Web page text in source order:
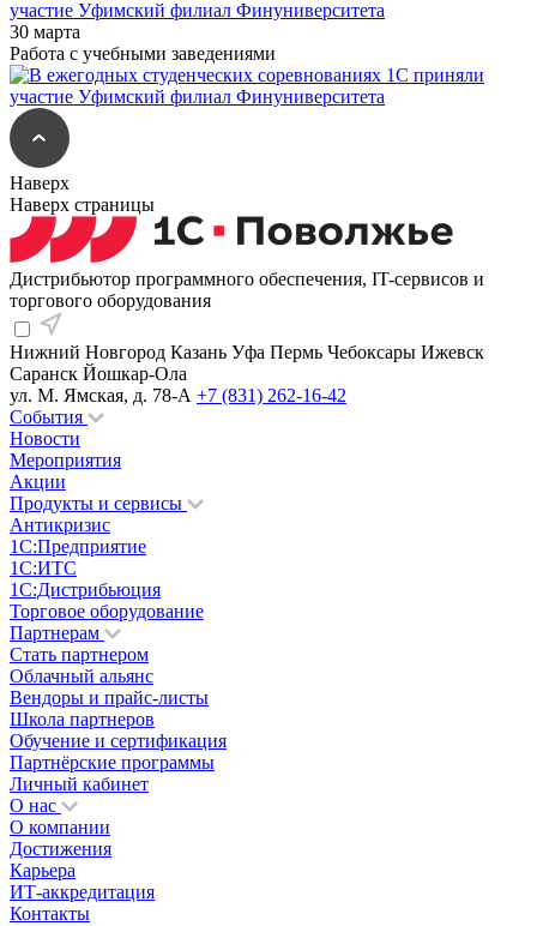
участие Уфимский филиал Финуниверситета
30 марта
Работа с учебными заведениями
Наверх
Наверх страницы
Дистрибьютор программного обеспечения, IT-сервисов и
торгового оборудования
Нижний Новгород Казань Уфа Пермь Чебоксары Ижевск
Саранск Йошкар-Ола
ул. М. Ямская, д. 78-А +7 (831) 262-16-42
События
Новости
Мероприятия
Акции
Продукты и сервисы
Антикризис
1С:Предприятие
1С:ИТС
1С:Дистрибьюция
Торговое оборудование
Партнерам
Стать партнером
Облачный альянс
Вендоры и прайс-листы
Школа партнеров
Обучение и сертификация
Партнёрские программы
Личный кабинет
О нас
О компании
Достижения
Карьера
ИТ-аккредитация
Контакты